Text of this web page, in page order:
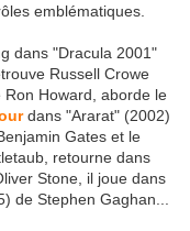
emblématiques.
dans "Dracula 2001"
Russell Crowe
Howard, aborde le
dans "Ararat" (2002)
Gates et le
retourne dans
Stone, il joue dans
de Stephen Gaghan...